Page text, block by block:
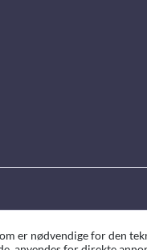
er nødvendige for den